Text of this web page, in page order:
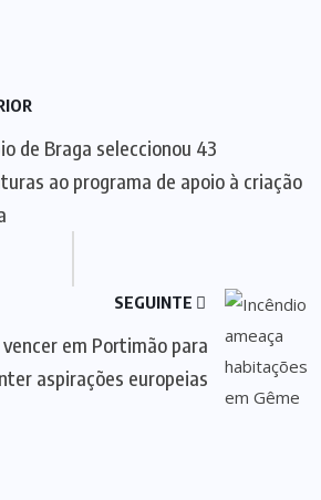
de Braga seleccionou 43
ao programa de apoio à criação
SEGUINTE
em Portimão para
aspirações europeias